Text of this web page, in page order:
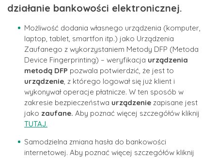
działanie bankowości elektronicznej.
Możliwość dodania własnego urządzenia (komputer,
laptop, tablet, smartfon itp.) jako Urządzenia
Zaufanego z wykorzystaniem Metody DFP (Metoda
Device Fingerprinting) – weryfikacja urządzenia
metodą DFP pozwala potwierdzić, że jest to
urządzenie, z którego logował się już klient i
wykonywał operacje płatnicze. W ten sposób w
zakresie bezpieczeństwa urządzenie zapisane jest
jako zaufane. Aby poznać więcej szczegółów kliknij
TUTAJ.
Samodzielna zmiana hasła do bankowości
internetowej. Aby poznać więcej szczegółów kliknij